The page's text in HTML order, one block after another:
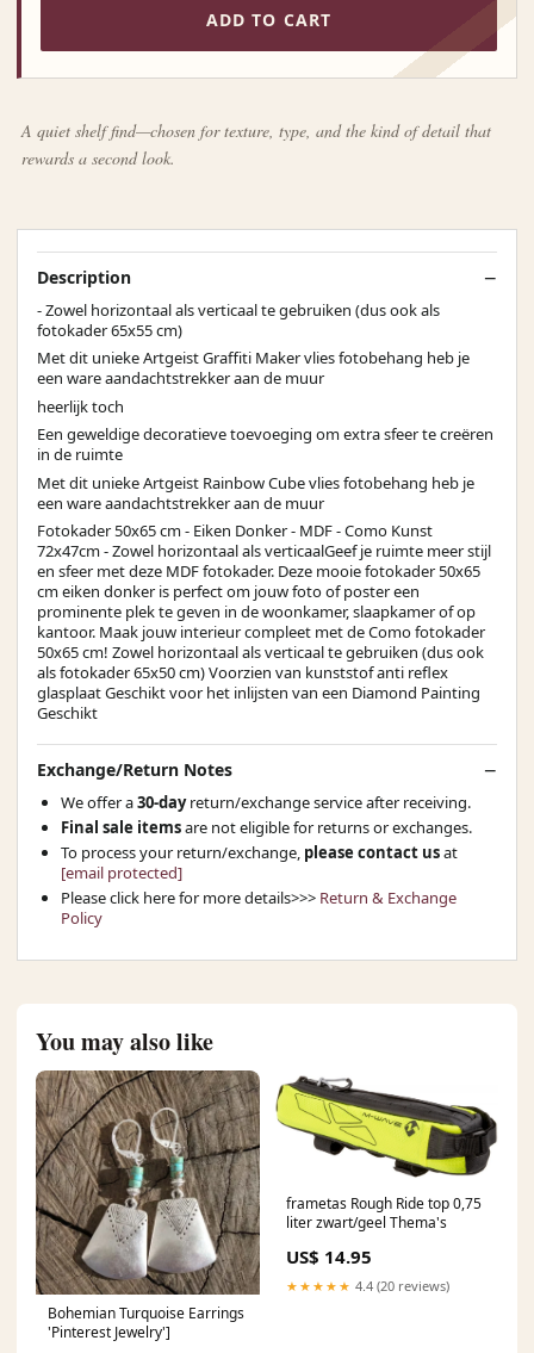
ADD TO CART
A quiet shelf find—chosen for texture, type, and the kind of detail that
rewards a second look.
Description
- Zowel horizontaal als verticaal te gebruiken (dus ook als
fotokader 65x55 cm)
Met dit unieke Artgeist Graffiti Maker vlies fotobehang heb je
een ware aandachtstrekker aan de muur
heerlijk toch
Een geweldige decoratieve toevoeging om extra sfeer te creëren
in de ruimte
Met dit unieke Artgeist Rainbow Cube vlies fotobehang heb je
een ware aandachtstrekker aan de muur
Fotokader 50x65 cm - Eiken Donker - MDF - Como Kunst
72x47cm - Zowel horizontaal als verticaalGeef je ruimte meer stijl
en sfeer met deze MDF fotokader. Deze mooie fotokader 50x65
cm eiken donker is perfect om jouw foto of poster een
prominente plek te geven in de woonkamer, slaapkamer of op
kantoor. Maak jouw interieur compleet met de Como fotokader
50x65 cm! Zowel horizontaal als verticaal te gebruiken (dus ook
als fotokader 65x50 cm) Voorzien van kunststof anti reflex
glasplaat Geschikt voor het inlijsten van een Diamond Painting
Geschikt
Exchange/Return Notes
We offer a30-dayreturn/exchange service after receiving.
Final sale itemsare not eligible for returns or exchanges.
To process your return/exchange, please contact usat
[email protected]
Please click here for more details>>> Return & Exchange
Policy
You may also like
Bohemian Turquoise Earrings
'Pinterest Jewelry']
frametas Rough Ride top 0,75
liter zwart/geel Thema's
US$ 14.95
★★★★★ 4.4 (20 reviews)